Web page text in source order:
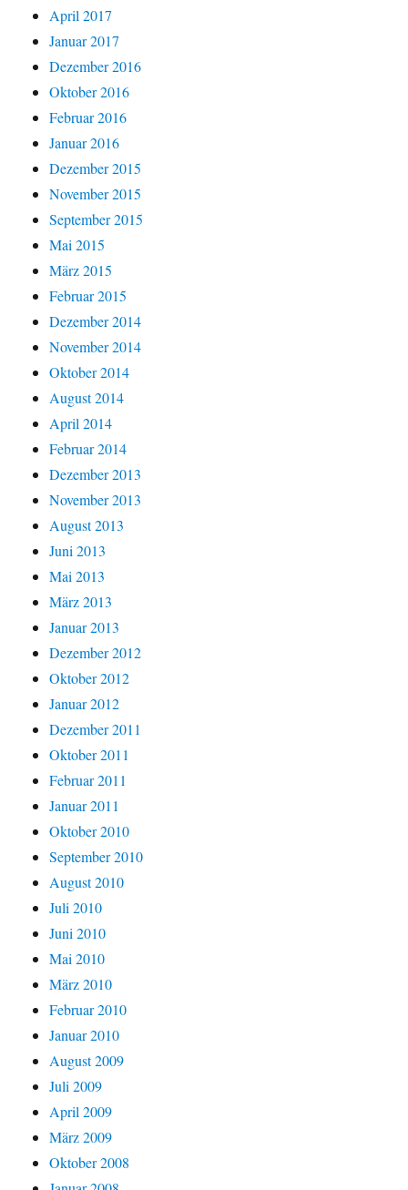
April 2017
Januar 2017
Dezember 2016
Oktober 2016
Februar 2016
Januar 2016
Dezember 2015
November 2015
September 2015
Mai 2015
März 2015
Februar 2015
Dezember 2014
November 2014
Oktober 2014
August 2014
April 2014
Februar 2014
Dezember 2013
November 2013
August 2013
Juni 2013
Mai 2013
März 2013
Januar 2013
Dezember 2012
Oktober 2012
Januar 2012
Dezember 2011
Oktober 2011
Februar 2011
Januar 2011
Oktober 2010
September 2010
August 2010
Juli 2010
Juni 2010
Mai 2010
März 2010
Februar 2010
Januar 2010
August 2009
Juli 2009
April 2009
März 2009
Oktober 2008